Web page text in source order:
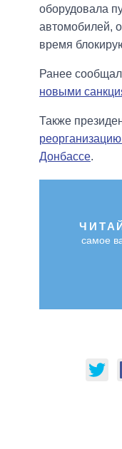
оборудовала
автомобилей,
время
Ранее
новыми
Также
Донбассе.
самое